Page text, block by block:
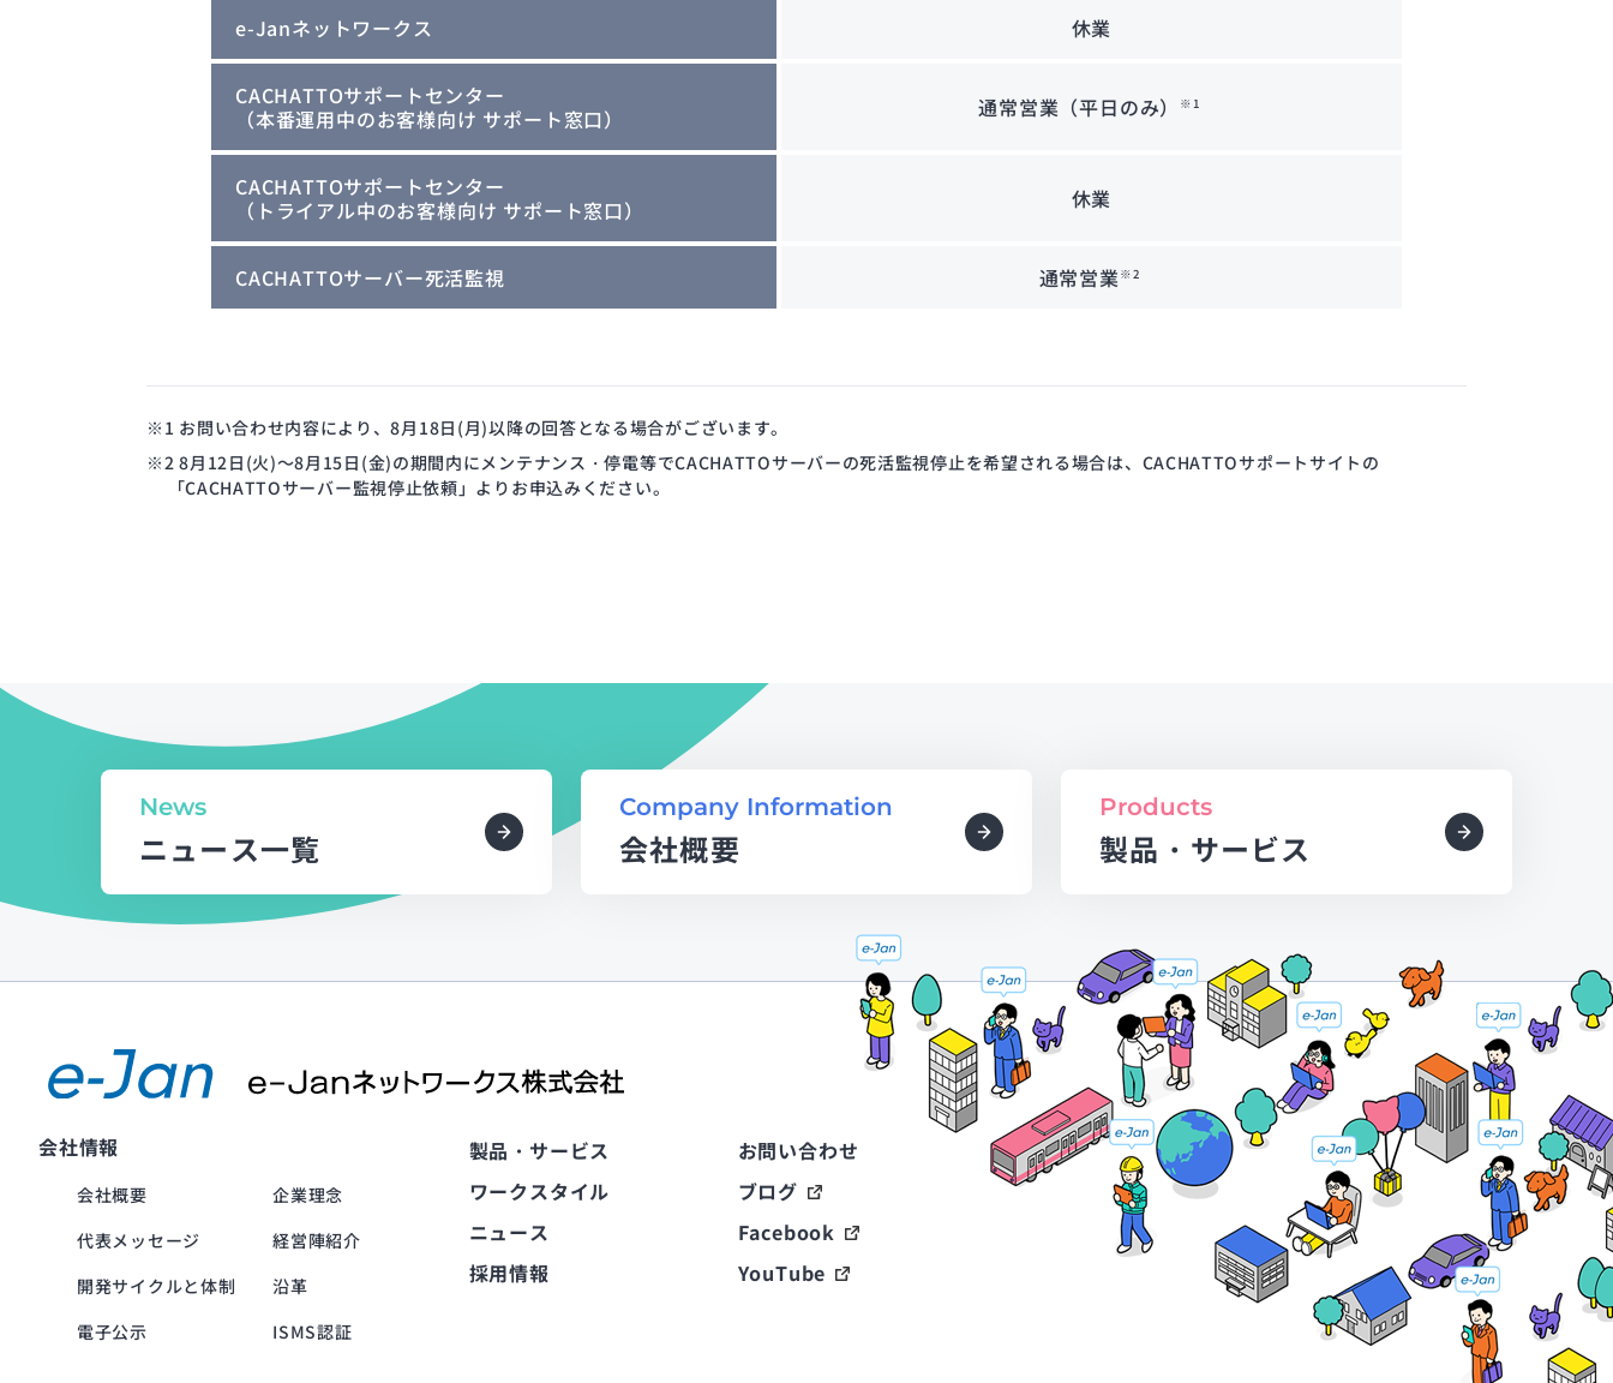
e-Janネットワークス 休業
CACHATTOサポートセンター
（本番運用中のお客様向け サポート窓口）
通常営業（平日のみ） ※1
CACHATTOサポートセンター
（トライアル中のお客様向け サポート窓口）
休業
CACHATTOサーバー死活監視 通常営業 ※2
※1 お問い合わせ内容により、8月18日(月)以降の回答となる場合がございます。
※2 8月12日(火)～8月15日(金)の期間内にメンテナンス・停電等でCACHATTOサーバーの死活監視停止を希望される場合は、CACHATTOサポートサイトの
「CACHATTOサーバー監視停止依頼」よりお申込みください。
News
ニュース一覧
Company Information
会社概要
Products
製品・サービス
会社情報
会社概要
企業理念
代表メッセージ
経営陣紹介
開発サイクルと体制
沿革
電子公示
ISMS認証
製品・サービス
ワークスタイル
ニュース
採用情報
お問い合わせ
ブログ
Facebook
YouTube